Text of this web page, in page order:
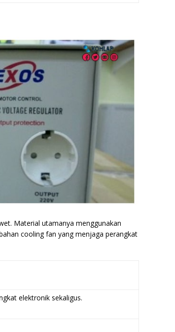
Material utamanya menggunakan
cooling fan yang menjaga perangkat
elektronik sekaligus.